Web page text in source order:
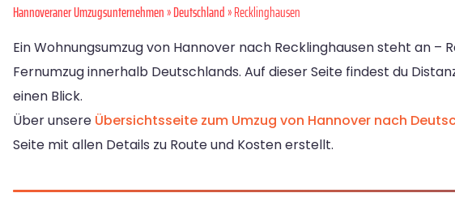
Hannoveraner Umzugsunternehmen»Deutschland» Recklinghausen
Ein Wohnungsumzug von Hannover nach Recklinghausen steht an
Fernumzug innerhalb Deutschlands. Auf dieser Seite findest du
einen Blick.
Über unsere Übersichtsseite zum Umzug von Hannover nach
Seite mit allen Details zu Route und Kosten erstellt.